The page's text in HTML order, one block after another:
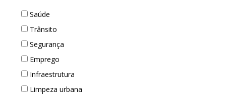
Saúde
Trânsito
Segurança
Emprego
Infraestrutura
Limpeza urbana